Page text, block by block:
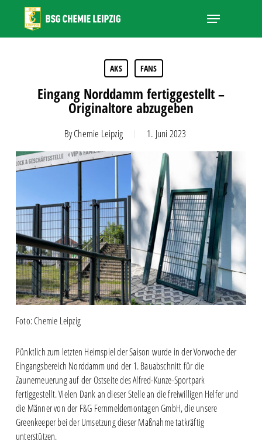
main
Menu
AKS FANS
Eingang Norddamm fertiggestellt –
Originaltore abzugeben
ByChemie Leipzig 1. Juni 2023
Foto: Chemie Leipzig
Pünktlich zum letzten Heimspiel der Saison wurde in der Vorwoche der
Eingangsbereich Norddamm und der 1. Bauabschnitt für die
Zaunerneuerung auf der Ostseite des Alfred-Kunze-Sportpark
fertiggestellt. Vielen Dank an dieser Stelle an die freiwilligen Helfer und
die Männer von der F&G Fernmeldemontagen GmbH, die unsere
Greenkeeper bei der Umsetzung dieser Maßnahme tatkräftig
unterstützen.
Close